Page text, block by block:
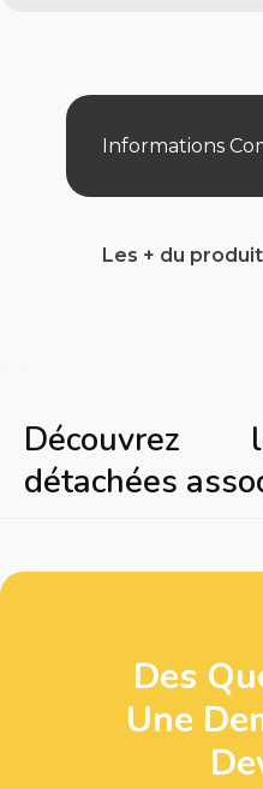
Informations
Les + du produit
Découvrez
détachées
Des
Une